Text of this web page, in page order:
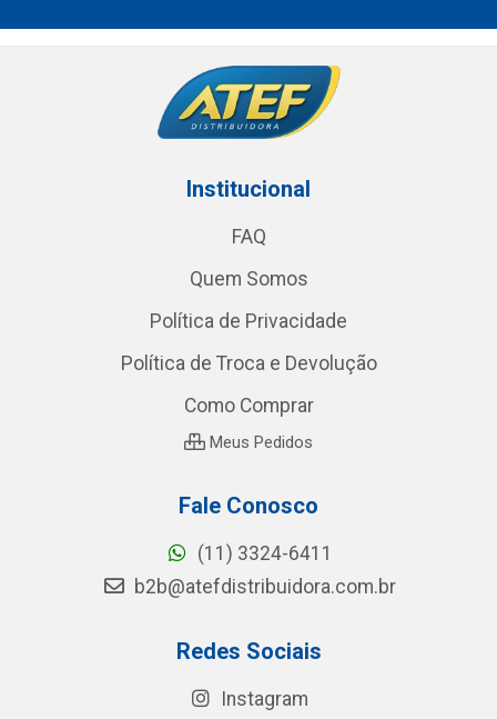
Institucional
FAQ
Quem Somos
Política de Privacidade
Política de Troca e Devolução
Como Comprar
Meus Pedidos
Fale Conosco
(11) 3324-6411
b2b@atefdistribuidora.com.br
Redes Sociais
Instagram